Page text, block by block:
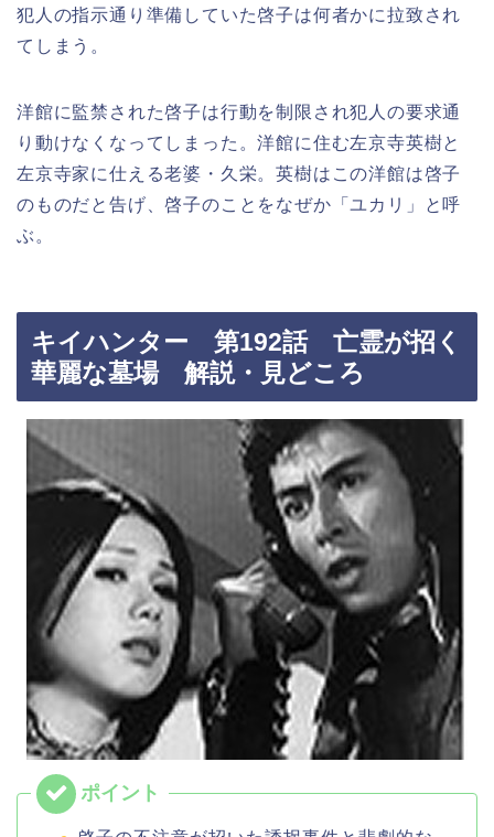
犯人の指示通り準備していた啓子は何者かに拉致され
てしまう。
洋館に監禁された啓子は行動を制限され犯人の要求通
り動けなくなってしまった。洋館に住む左京寺英樹と
左京寺家に仕える老婆・久栄。英樹はこの洋館は啓子
のものだと告げ、啓子のことをなぜか「ユカリ」と呼
ぶ。
キイハンター 第192話 亡霊が招く
華麗な墓場 解説・見どころ